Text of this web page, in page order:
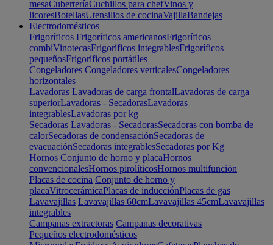
mesaCuberteríaCuchillos para chefVinos y
licoresBotellasUtensilios de cocinaVajillaBandejas
Electrodomésticos
Frigoríficos Frigoríficos americanosFrigoríficos
combiVinotecasFrigoríficos integrablesFrigoríficos
pequeñosFrigoríficos portátiles
Congeladores Congeladores verticalesCongeladores
horizontales
Lavadoras Lavadoras de carga frontalLavadoras de carga
superiorLavadoras - SecadorasLavadoras
integrablesLavadoras por kg
Secadoras Lavadoras - SecadorasSecadoras con bomba de
calorSecadoras de condensaciónSecadoras de
evacuaciónSecadoras integrablesSecadoras por Kg
Hornos Conjunto de horno y placaHornos
convencionalesHornos pirolíticosHornos multifunción
Placas de cocina Conjunto de horno y
placaVitrocerámicaPlacas de inducciónPlacas de gas
Lavavajillas Lavavajillas 60cmLavavajillas 45cmLavavajillas
integrables
Campanas extractoras Campanas decorativas
Pequeños electrodomésticos